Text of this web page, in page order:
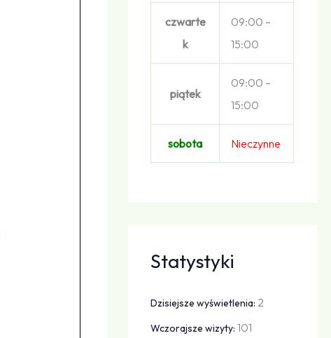
czwarte
k
09:00 –
15:00
piątek
09:00 –
15:00
sobota Nieczynne
Statystyki
Dzisiejsze wyświetlenia: 2
Wczorajsze wizyty:101